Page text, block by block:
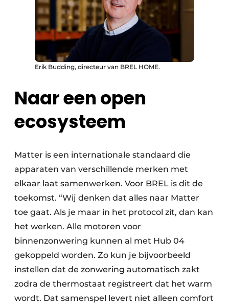
Erik Budding, directeur van BREL HOME.
Naar een open
ecosysteem
Matter is een internationale standaard die
apparaten van verschillende merken met
elkaar laat samenwerken. Voor BREL is dit de
toekomst. “Wij denken dat alles naar Matter
toe gaat. Als je maar in het protocol zit, dan kan
het werken. Alle motoren voor
binnenzonwering kunnen al met Hub 04
gekoppeld worden. Zo kun je bijvoorbeeld
instellen dat de zonwering automatisch zakt
zodra de thermostaat registreert dat het warm
wordt. Dat samenspel levert niet alleen comfort